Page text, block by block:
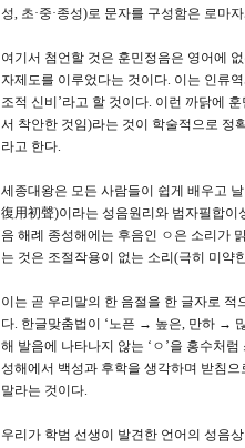
성, 초·중·종성)로 문자를 구성함은 로마
여기서 첨언할 것은 훈민정음은 영어에
자제도를 이루었다는 것이다. 이는 인류
조적 신비’라고 할 것이다. 이런 까닭에
서 착안한 것임)라는 것이 학술적으로 정
라고 한다.
세종대왕은 모든 사람들이 쉽게 배우고
復用初聲)이라는 성음원리와 범자필합
음 해례 종성해에는 후음인 ㅇ은 소리가
는 것은 조절작용이 없는 소리(극히 미약
이는 곧 우리말의 한 음절을 한 글자로
다. 한글맞춤법이 ‘노픈 → 높은, 만하 →
해 발음에 나타나지 않는 ‘ㅇ’을 홍수처
성해에서 백성과 후학을 생각하며 받침
말라는 것이다.
우리가 학범 선생이 발견한 언어의 성음